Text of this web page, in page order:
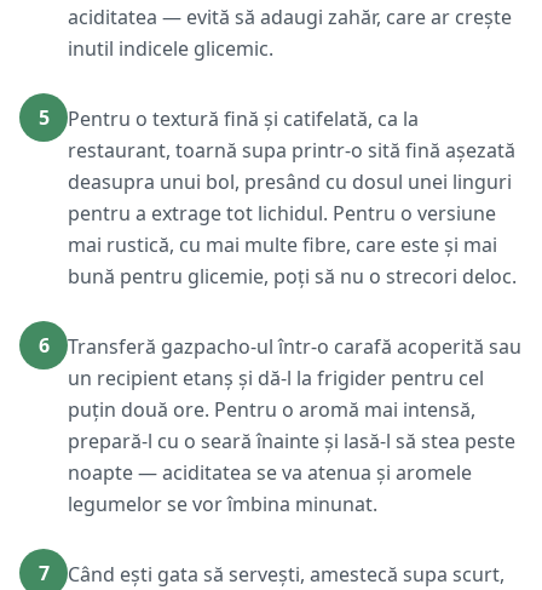
aciditatea — evită să adaugi zahăr, care ar crește
inutil indicele glicemic.
5
Pentru o textură fină și catifelată, ca la
restaurant, toarnă supa printr-o sită fină așezată
deasupra unui bol, presând cu dosul unei linguri
pentru a extrage tot lichidul. Pentru o versiune
mai rustică, cu mai multe fibre, care este și mai
bună pentru glicemie, poți să nu o strecori deloc.
6
Transferă gazpacho-ul într-o carafă acoperită sau
un recipient etanș și dă-l la frigider pentru cel
puțin două ore. Pentru o aromă mai intensă,
prepară-l cu o seară înainte și lasă-l să stea peste
noapte — aciditatea se va atenua și aromele
legumelor se vor îmbina minunat.
7
Când ești gata să servești, amestecă supa scurt,